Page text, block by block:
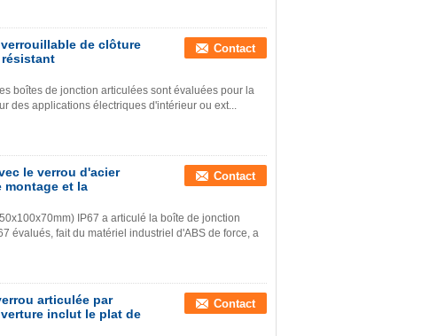
de clôture
résistant
Contact
boîtes de jonction articulées sont évaluées pour la
des applications électriques d'intérieur ou ext...
le verrou d'acier
montage et la
Contact
IP67 a articulé la boîte de jonction
évalués, fait du matériel industriel d'ABS de force, a
articulée par
inclut le plat de
Contact